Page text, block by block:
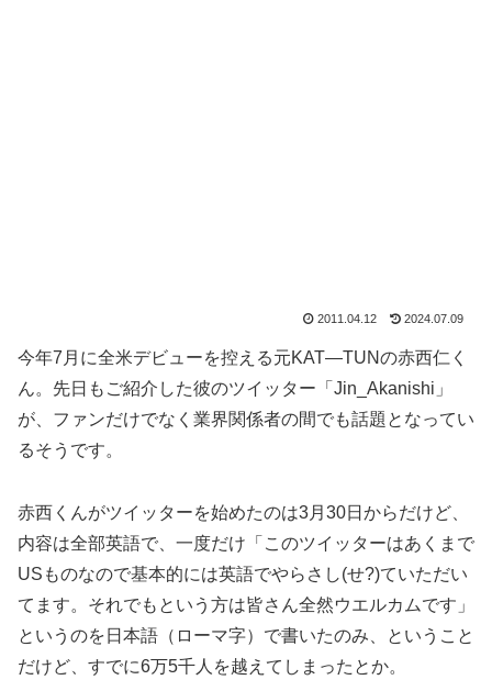
2011.04.12 2024.07.09
今年7月に全米デビューを控える元KAT―TUNの赤西仁く
ん。先日もご紹介した彼のツイッター「Jin_Akanishi」
が、ファンだけでなく業界関係者の間でも話題となってい
るそうです。
赤西くんがツイッターを始めたのは3月30日からだけど、
内容は全部英語で、一度だけ「このツイッターはあくまで
USものなので基本的には英語でやらさし(せ?)ていただい
てます。それでもという方は皆さん全然ウエルカムです」
というのを日本語（ローマ字）で書いたのみ、ということ
だけど、すでに6万5千人を越えてしまったとか。